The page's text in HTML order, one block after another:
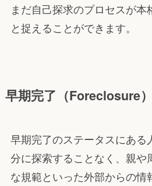
まだ自己探求のプロセスが
と捉えることができます。
早期完了（Foreclosure）
早期完了のステータスにある
分に探索することなく、親や
な規範といった外部からの情